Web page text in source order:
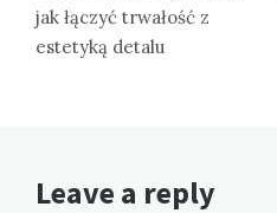
jak łączyć trwałość z
estetyką detalu
Leave a reply